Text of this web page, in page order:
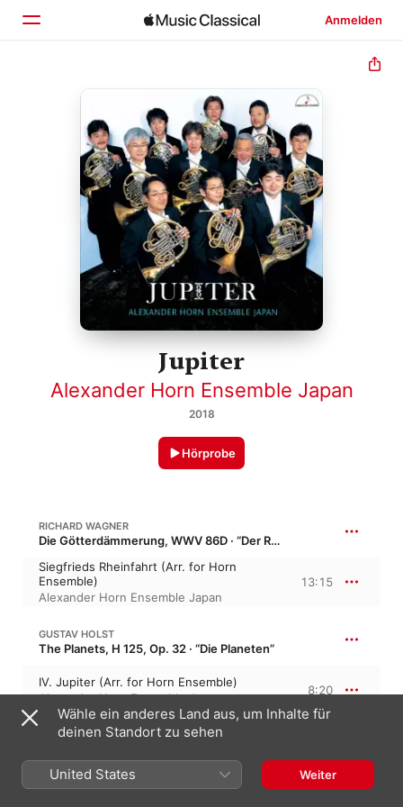
Anmelden
Entdecken
Suchen
Jupiter
Alexander Horn Ensemble Japan
2018
Hörprobe
RICHARD WAGNER
Die Götterdämmerung, WWV 86D · “Der Ring des Nibelungen”
Siegfrieds Rheinfahrt (Arr. for Horn
Ensemble)
Alexander Horn Ensemble Japan
13:15
GUSTAV HOLST
The Planets, H 125, Op. 32 · “Die Planeten”
IV. Jupiter (Arr. for Horn Ensemble)
Alexander Horn Ensemble Japan
8:20
Overture (Arr. for Horn Ensemble)
Wähle ein anderes Land aus, um Inhalte für
deinen Standort zu sehen
United States Weiter